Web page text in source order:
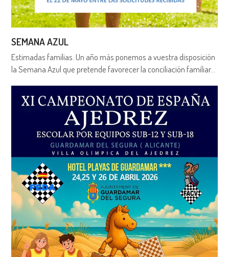
SEMANA AZUL
Estimadas familias. Un año más ponemos a vuestra disposición
la Semana Azul que pretende favorecer la conciliación familiar…